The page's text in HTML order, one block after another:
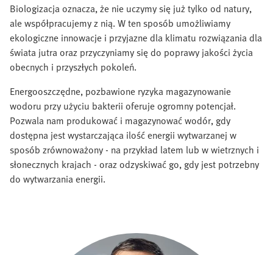
Biologizacja oznacza, że nie uczymy się już tylko od natury,
ale współpracujemy z nią. W ten sposób umożliwiamy
ekologiczne innowacje i przyjazne dla klimatu rozwiązania dla
świata jutra oraz przyczyniamy się do poprawy jakości życia
obecnych i przyszłych pokoleń.
Energooszczędne, pozbawione ryzyka magazynowanie
wodoru przy użyciu bakterii oferuje ogromny potencjał.
Pozwala nam produkować i magazynować wodór, gdy
dostępna jest wystarczająca ilość energii wytwarzanej w
sposób zrównoważony - na przykład latem lub w wietrznych i
słonecznych krajach - oraz odzyskiwać go, gdy jest potrzebny
do wytwarzania energii.